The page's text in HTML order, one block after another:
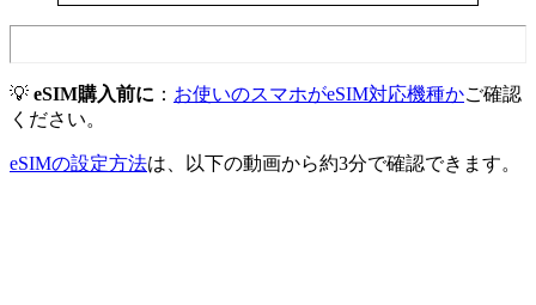
💡 eSIM購入前に ： お使いのスマホがeSIM対応機種かご確認
ください。
eSIMの設定方法は、以下の動画から約3分で確認できます。